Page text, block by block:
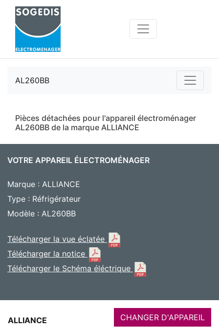
AL260BB
Pièces détachées pour l'appareil électroménager
AL260BB de la marque ALLIANCE
VOTRE APPAREIL ÉLECTROMÉNAGER
Marque : ALLIANCE
Type : Réfrigérateur
Modèle : AL260BB
Télécharger la vue éclatée
Télécharger la notice
Télécharger le Schéma éléctrique
ALLIANCE CHANGER D'APPAREIL